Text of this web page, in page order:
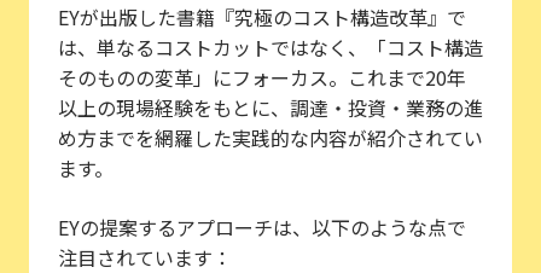
EYが出版した書籍『究極のコスト構造改革』で
は、単なるコストカットではなく、「コスト構造
そのものの変革」にフォーカス。これまで20年
以上の現場経験をもとに、調達・投資・業務の進
め方までを網羅した実践的な内容が紹介されてい
ます。
EYの提案するアプローチは、以下のような点で
注目されています：